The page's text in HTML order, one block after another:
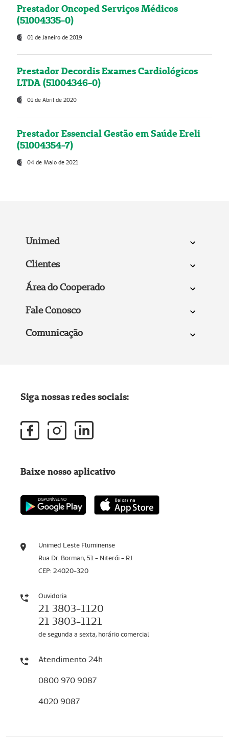
Prestador Oncoped Serviços Médicos
(51004335-0)
01 de Janeiro de 2019
Prestador Decordis Exames Cardiológicos
LTDA (51004346-0)
01 de Abril de 2020
Prestador Essencial Gestão em Saúde Ereli
(51004354-7)
04 de Maio de 2021
Unimed
Clientes
Área do Cooperado
Fale Conosco
Comunicação
Unimed Leste Fluminense
Rua Dr. Borman, 51 - Niterói - RJ
CEP: 24020-320
Ouvidoria
21 3803-1120
21 3803-1121
de segunda a sexta, horário comercial
Atendimento 24h
0800 970 9087
4020 9087
Siga nossas redes sociais:
Baixe nosso aplicativo